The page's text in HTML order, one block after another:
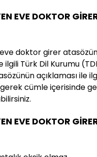
EVE DOKTOR
doktor girer
ilgili Türk Dil Kurumu
açıklaması ile
cümle içerisinde
EVE DOKTOR